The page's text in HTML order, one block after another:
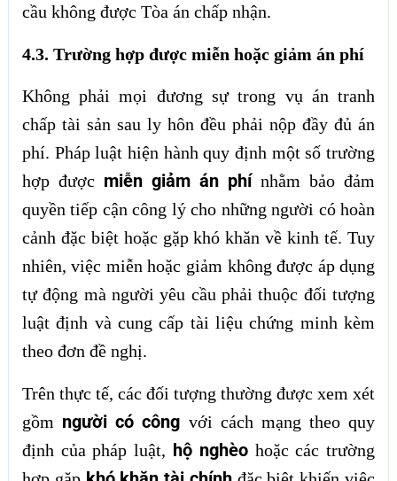
cầu không được Tòa án chấp nhận.
4.3. Trường hợp được miễn hoặc giảm án phí
Không phải mọi đương sự trong vụ án tranh
chấp tài sản sau ly hôn đều phải nộp đầy đủ án
phí. Pháp luật hiện hành quy định một số trường
hợp được miễn giảm án phínhằm bảo đảm
quyền tiếp cận công lý cho những người có hoàn
cảnh đặc biệt hoặc gặp khó khăn về kinh tế. Tuy
nhiên, việc miễn hoặc giảm không được áp dụng
tự động mà người yêu cầu phải thuộc đối tượng
luật định và cung cấp tài liệu chứng minh kèm
theo đơn đề nghị.
Trên thực tế, các đối tượng thường được xem xét
gồm người có công với cách mạng theo quy
định của pháp luật, hộ nghèohoặc các trường